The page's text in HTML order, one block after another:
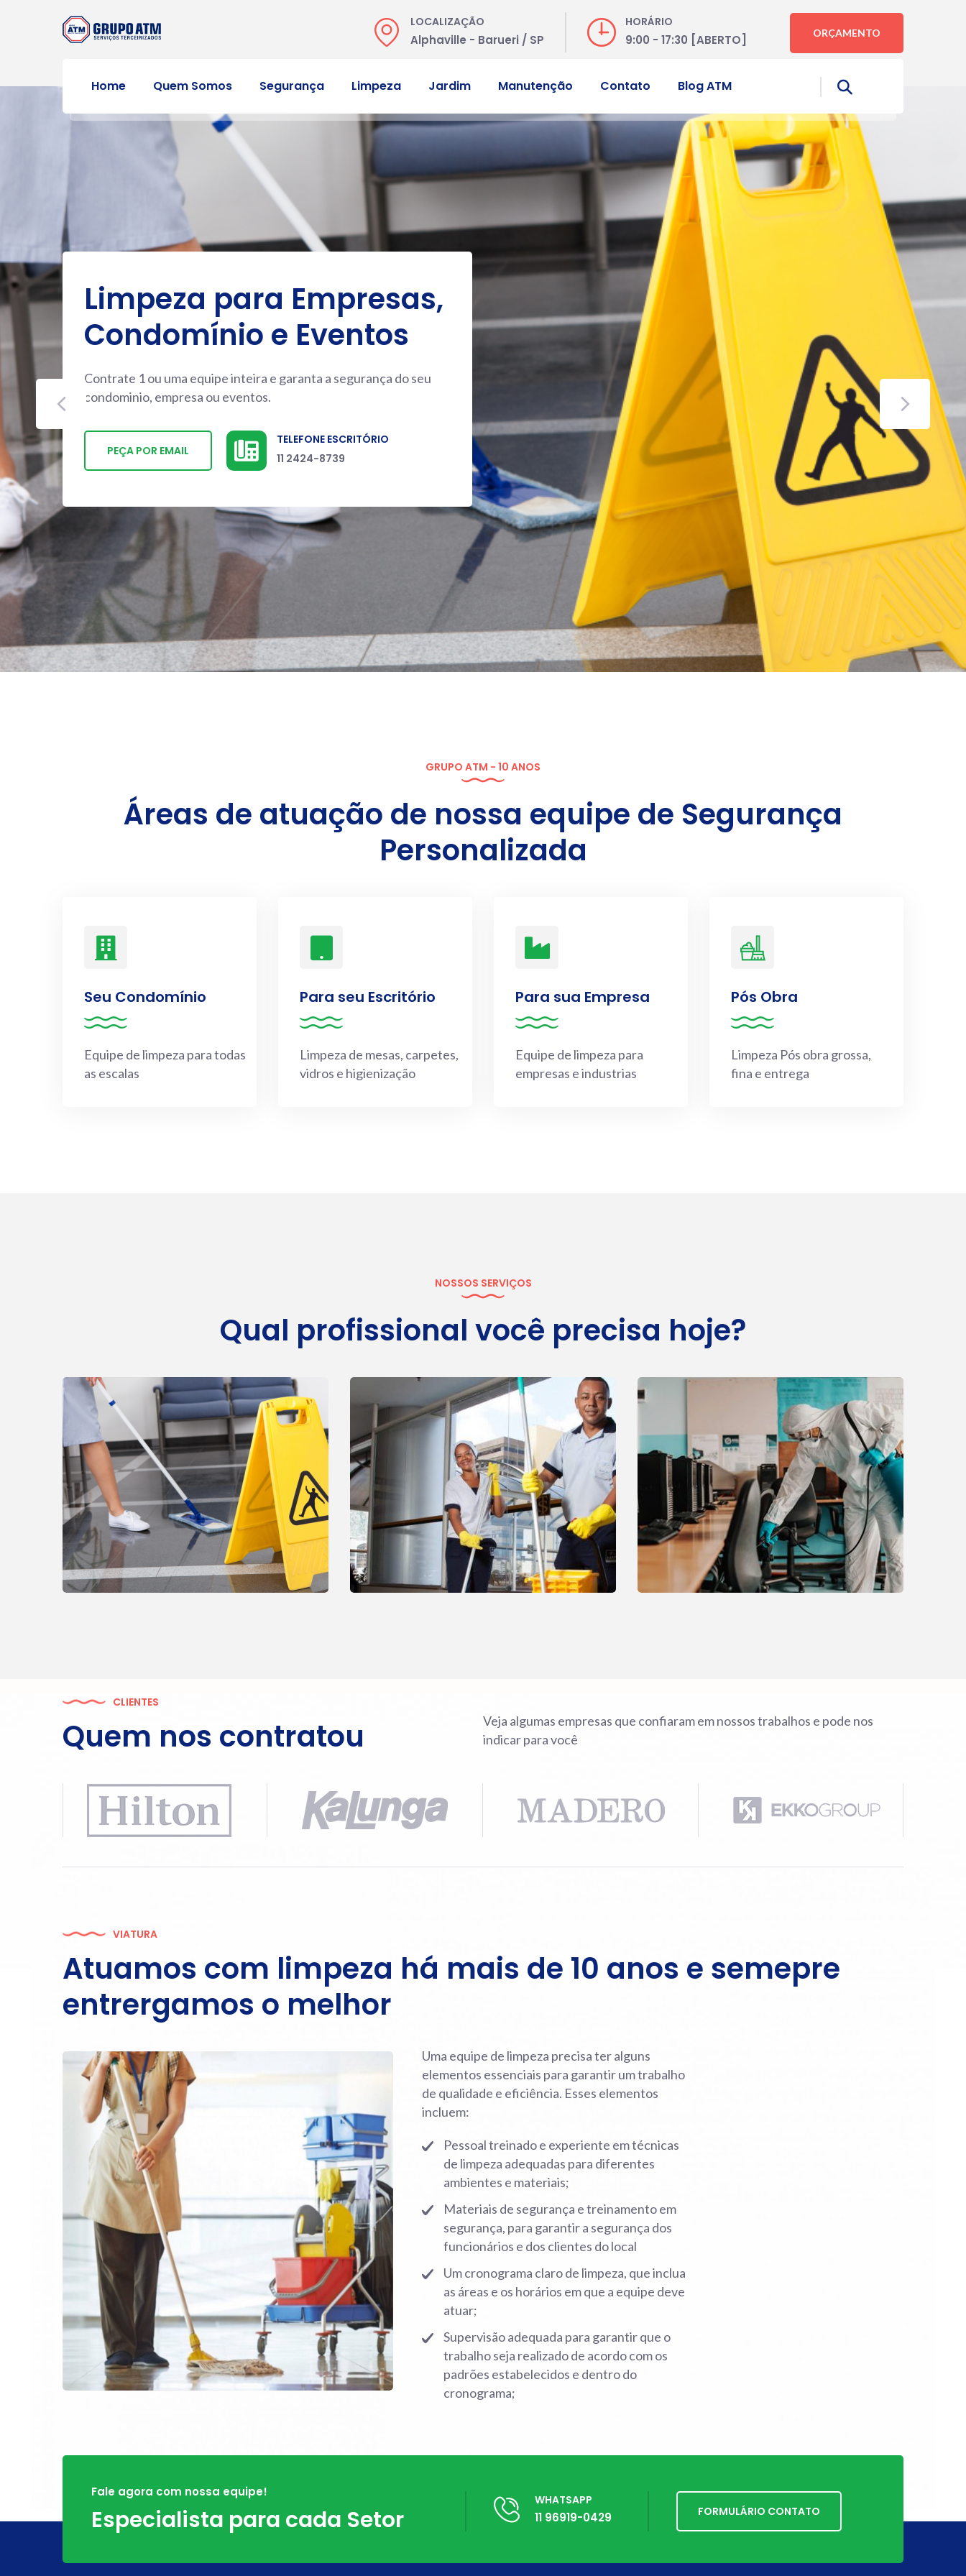
LOCALIZAÇÃO
Alphaville - Barueri / SP
HORÁRIO
9:00 - 17:30 [ABERTO] ORÇAMENTO
Home Quem Somos Segurança Limpeza Jardim Manutenção Contato Blog ATM
Limpeza para Empresas,
Condomínio e Eventos
Contrate 1 ou uma equipe inteira e garanta a segurança do seu
condominio, empresa ou eventos.
PEÇA POR EMAIL
TELEFONE ESCRITÓRIO
11 2424-8739
GRUPO ATM - 10 ANOS
Áreas de atuação de nossa equipe de Segurança
Personalizada
Seu Condomínio
Equipe de limpeza para todas
as escalas
Para seu Escritório
Limpeza de mesas, carpetes,
vidros e higienização
Para sua Empresa
Equipe de limpeza para
empresas e industrias
Pós Obra
Limpeza Pós obra grossa,
fina e entrega
NOSSOS SERVIÇOS
Qual profissional você precisa hoje?
CLIENTES
Quem nos contratou
Veja algumas empresas que confiaram em nossos trabalhos e pode nos
indicar para você
VIATURA
Atuamos com limpeza há mais de 10 anos e semepre
entrergamos o melhor
Uma equipe de limpeza precisa ter alguns
elementos essenciais para garantir um trabalho
de qualidade e eficiência. Esses elementos
incluem:
Pessoal treinado e experiente em técnicas
de limpeza adequadas para diferentes
ambientes e materiais;
Materiais de segurança e treinamento em
segurança, para garantir a segurança dos
funcionários e dos clientes do local
Um cronograma claro de limpeza, que inclua
as áreas e os horários em que a equipe deve
atuar;
Supervisão adequada para garantir que o
trabalho seja realizado de acordo com os
padrões estabelecidos e dentro do
cronograma;
Fale agora com nossa equipe!
Especialista para cada Setor
WHATSAPP
11 96919-0429 FORMULÁRIO CONTATO